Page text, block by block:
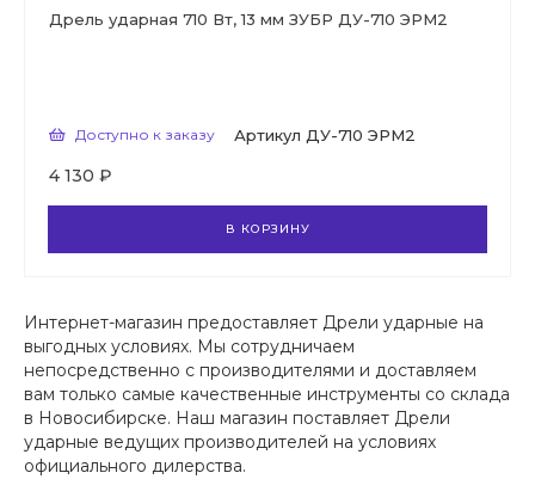
Дрель ударная 710 Вт, 13 мм ЗУБР ДУ-710 ЭРМ2
Доступно к заказу Артикул ДУ-710 ЭРМ2
4 130 ₽
В КОРЗИНУ
Интернет-магазин предоставляет Дрели ударные на
выгодных условиях. Мы сотрудничаем
непосредственно с производителями и доставляем
вам только самые качественные инструменты со склада
в Новосибирске. Наш магазин поставляет Дрели
ударные ведущих производителей на условиях
официального дилерства.